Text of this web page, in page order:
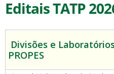
Editais TATP
Divisões e
PROPES